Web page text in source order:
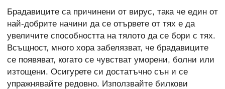
Брадавиците са причинени от вирус, така че един от
най-добрите начини да се отървете от тях е да
увеличите способността на тялото да се бори с тях.
Всъщност, много хора забелязват, че брадавиците
се появяват, когато се чувстват уморени, болни или
изтощени. Осигурете си достатъчно сън и се
упражнявайте редовно. Използвайте билкови